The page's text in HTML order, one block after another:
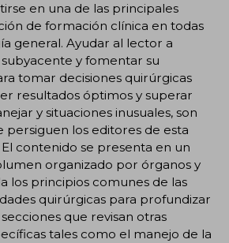
en una de las principales
de formación clínica en todas
general. Ayudar al lector a
y fomentar su
tomar decisiones quirúrgicas
resultados óptimos y superar
y situaciones inusuales, son
persiguen los editores de esta
contenido se presenta en un
organizado por órganos y
los principios comunes de las
quirúrgicas para profundizar
que revisan otras
tales como el manejo de la